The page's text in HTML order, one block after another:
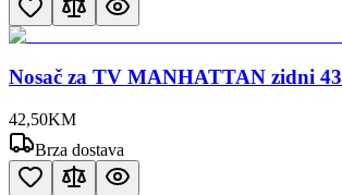
Nosač za TV MANHATTAN zidni
42,50KM
Brza dostava